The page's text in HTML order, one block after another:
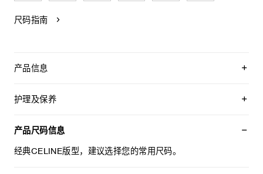
尺码指南
产品信息
衬里：51%莫代尔，49%粘胶纤维
纯色衣领
4枚TRIOMPHE纽扣
袖口饰4枚TRIOMPHE纽扣
护理及保养
仅使用不含漂白剂的洗衣产品。
最高熨烫温度：110°C / 230°F
产品尺码信息
经典CELINE版型，建议选择您的常用尺码。